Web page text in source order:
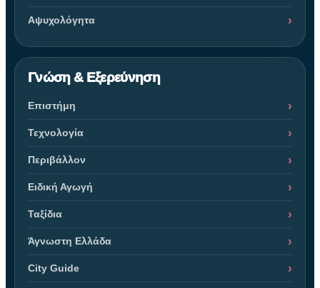
Αψυχολόγητα
Γνώση & Εξερεύνηση
Επιστήμη
Τεχνολογία
Περιβάλλον
Ειδική Αγωγή
Ταξίδια
Άγνωστη Ελλάδα
City Guide